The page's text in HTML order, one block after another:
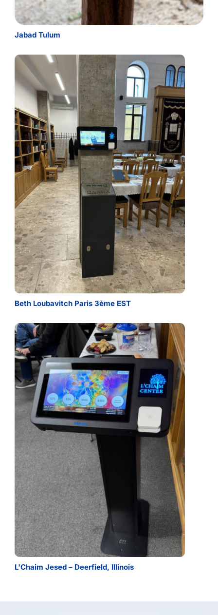
Beth Loubavitch Paris 3ème EST
L'Chaim Jesed – Deerfield, Illinois
Jabad Tulum